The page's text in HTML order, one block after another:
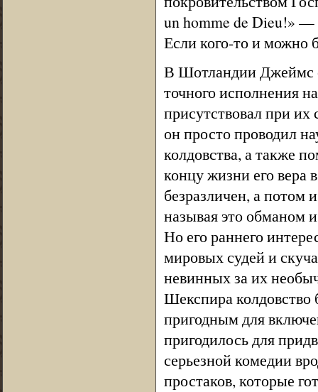
un homme de Dieu!» —
Если кого-то и можно
В Шотландии Джеймс
точного исполнения
присутствовал при
он просто проводил
колдовства, а также
концу жизни его вера
безразличен, а потом
называя это обманом
Но его раннего
мировых судей и
невинных за их
Шекспира
пригодным для
пригодилось для
серьезной комедии
простаков, которые